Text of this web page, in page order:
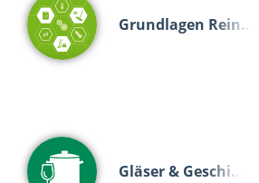
Grundlagen Rein…
Gläser & Geschi…